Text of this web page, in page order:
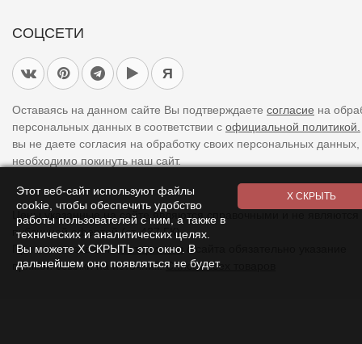
СОЦСЕТИ
Я
Оставаясь на данном сайте Вы подтверждаете согласие на
персональных данных в соответствии с официальной политикой.
вы не даете согласия на обработку своих персональных
необходимо покинуть наш сайт.
Цены указанные на сайте являются справочными и не являются
публичной офертой (ст. 437 ГК).
При использованииматериалов с сайта обязательно указание
прямой ссылки на источник.Список всех товаров
Этот веб-сайт используют файлы
cookie, чтобы обеспечить удобство
работы пользователей с ним, а также в
технических и аналитических целях.
Вы можете Х СКРЫТЬ это окно. В
дальнейшем оно появляться не будет.